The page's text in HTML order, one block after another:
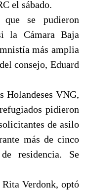
el sábado.
que se pudieron
la Cámara Baja
más amplia
consejo, Eduard
Holandeses VNG,
pidieron
de asilo
más de cinco
residencia. Se
Verdonk, optó